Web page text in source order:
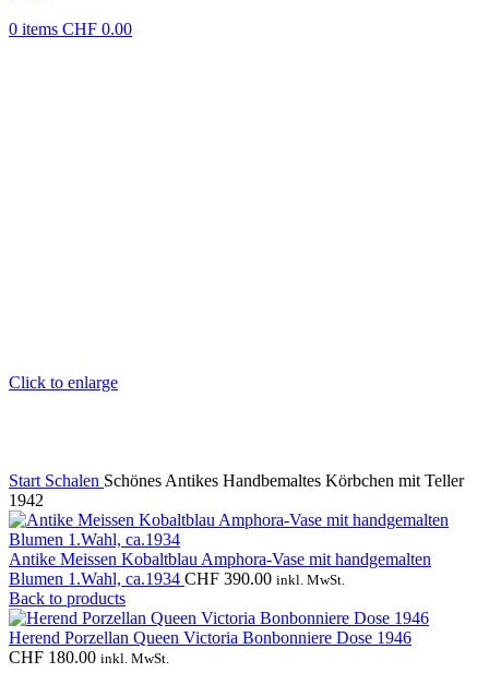
0 items CHF 0.00
Click to enlarge
Start Schalen Schönes Antikes Handbemaltes Körbchen mit Teller
1942
Antike Meissen Kobaltblau Amphora-Vase mit handgemalten
Blumen 1.Wahl, ca.1934 CHF 390.00 inkl. MwSt.
Back to products
Herend Porzellan Queen Victoria Bonbonniere Dose 1946
CHF 180.00 inkl. MwSt.